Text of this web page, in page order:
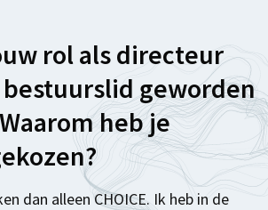
rol als directeur
geworden
heb je
dan alleen CHOICE. Ik heb in de